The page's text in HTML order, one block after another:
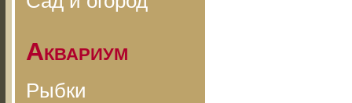
Аквариум
Рыбки